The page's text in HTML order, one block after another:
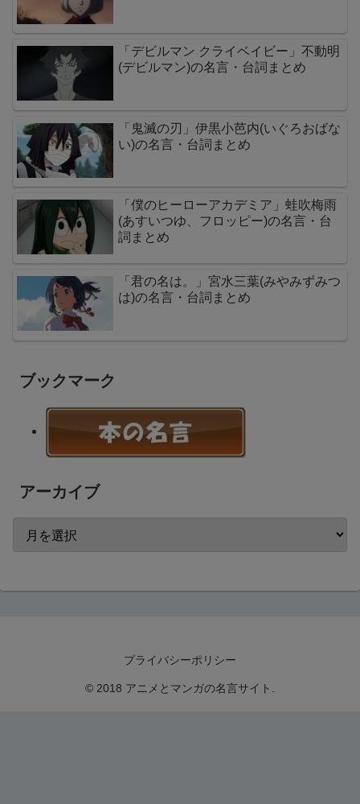
「デビルマン クライベイビー」不動明
(デビルマン)の名言・台詞まとめ
「鬼滅の刃」伊黒小芭内(いぐろおばな
い)の名言・台詞まとめ
「僕のヒーローアカデミア」蛙吹梅雨
(あすいつゆ、フロッピー)の名言・台
詞まとめ
「君の名は。」宮水三葉(みやみずみつ
は)の名言・台詞まとめ
ブックマーク
アーカイブ
プライバシーポリシー
© 2018 アニメとマンガの名言サイト.